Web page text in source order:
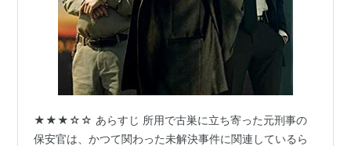
★★★☆☆ あらすじ 所用で古巣に立ち寄った元刑事の
保安官は、かつて関わった未解決事件に関連しているら